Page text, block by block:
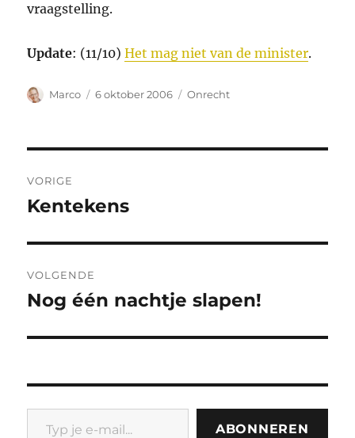
vraagstelling.
Update: (11/10)Het mag niet van de minister.
Auteur
Marco
Geplaatst
6 oktober 2006 Categorieën
Onrecht
navigatie
VORIGE
Vorig
Kentekens
VOLGENDE
Volgend
Nog één nachtje slapen!
Typ je e-mail...
ABONNEREN